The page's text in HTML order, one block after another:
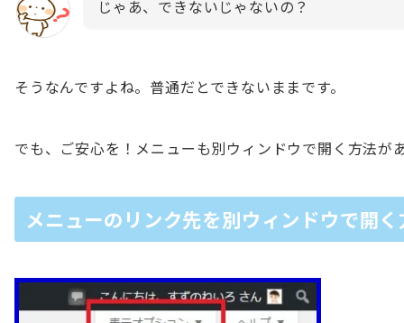
じゃあ、できないじゃないの？
そうなんですよね。普通だとできないままです。
でも、ご安心を！メニューも別ウィンドウで開く方法が
メニューのリンク先を別ウィンドウで開